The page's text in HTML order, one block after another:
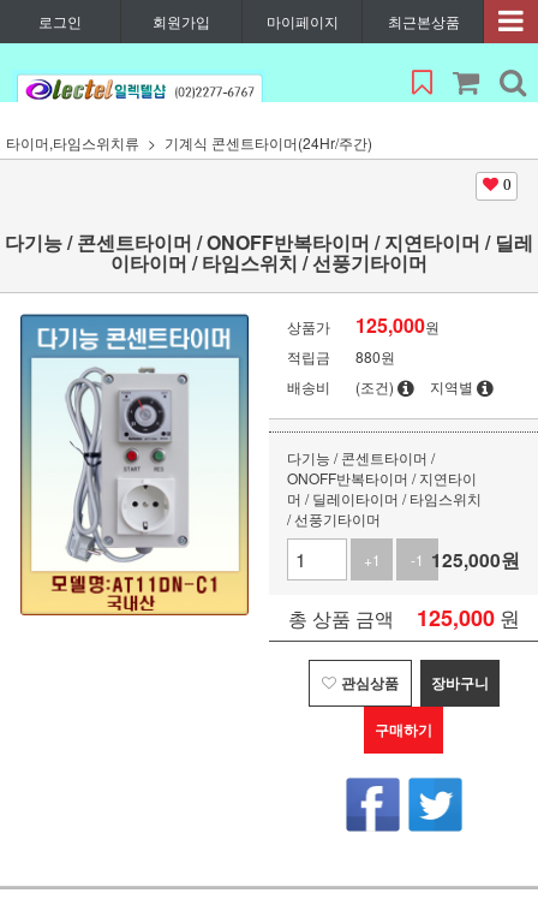
로그인 회원가입 마이페이지 최근본상품
타이머,타임스위치류 기계식 콘센트타이머(24Hr/주간)
0
다기능 / 콘센트타이머 / ONOFF반복타이머 / 지연타이머 / 딜레
이타이머 / 타임스위치 / 선풍기타이머
상품가 125,000원
적립금
880원
배송비
(조건) 지역별
다기능 / 콘센트타이머 /
ONOFF반복타이머 / 지연타이
머 / 딜레이타이머 / 타임스위치
/ 선풍기타이머
+1
-1 125,000원
총 상품 금액 125,000 원
관심상품 장바구니
구매하기